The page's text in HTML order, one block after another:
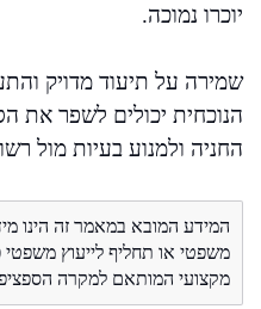
יוכרו נמוכה.
שמירה על תיעוד מדויק
הנוכחית יכולים לשפר את
החניה ולמנוע בעיות מול
המידע המובא במאמר זה הינו
משפטי או תחליף לייעוץ
מקצועי המותאם למקרה